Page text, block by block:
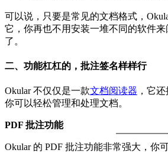
可以说，只要是常见的文档格式，
它，你再也不用安装一堆不同的软件
了。
二、功能杠杠的，批注签名样样行
Okular 不仅仅是一款文档阅读器 ，它
你可以轻松管理和处理文档。
PDF 批注功能
Okular 的 PDF 批注功能非常强大，你可